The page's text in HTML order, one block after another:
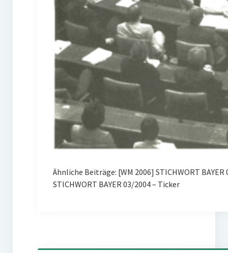
Ähnliche Beiträge: [WM 2006] STICHWORT
STICHWORT BAYER 03/2004 – Ticker